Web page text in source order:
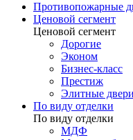
Противопожарные
Ценовой сегмент
Ценовой сегмент
Дорогие
Эконом
Бизнес-класс
Престиж
Элитные двери
По виду отделки
По виду отделки
МДФ